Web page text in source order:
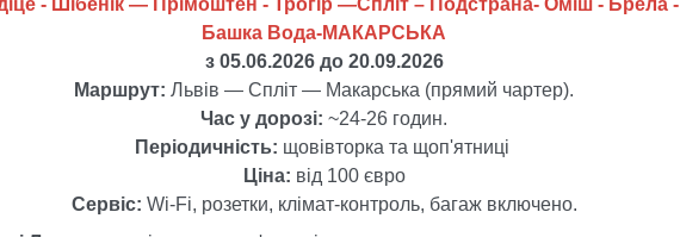
- Шібенік — Прімоштен - Трогір —Спліт – Подстрана- Оміш - Брела -
Башка Вода-МАКАРСЬКА
з 05.06.2026 до 20.09.2026
Маршрут: Львів — Спліт — Макарська (прямий чартер).
Час у дорозі: ~24-26 годин.
Періодичність: щовівторка та щоп'ятниці
Ціна: від 100 євро
Сервіс: Wi-Fi, розетки, клімат-контроль, багаж включено.